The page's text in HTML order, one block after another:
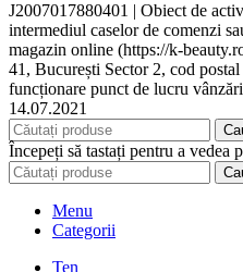
J2007017880401 | Obiect de
intermediul caselor de comenzi
magazin online (https://k-
41, București Sector 2, cod
funcționare punct de lucru
14.07.2021
Începeți să tastați pentru a vedea
Menu
Categorii
Ten